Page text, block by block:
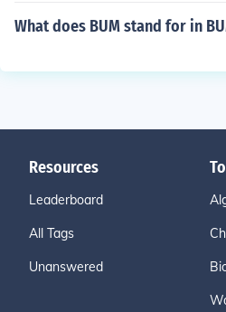
What does BUM stand for in
Resources
Leaderboard
All Tags
Unanswered